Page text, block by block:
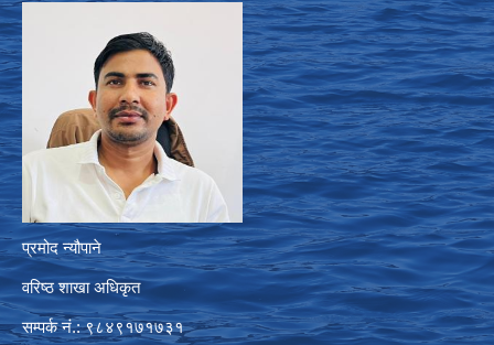
प्रमोद न्यौपाने
वरिष्ठ शाखा अधिकृत
सम्पर्क नं.: ९८४९१७१७३१